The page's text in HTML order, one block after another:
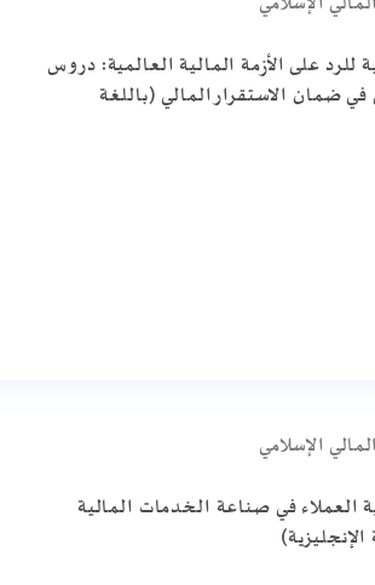
للرد على الأزمة المالية العالمية: دروس
ضمان الاستقرار المالي (باللغة
الإسلامي
العملاء في صناعة الخدمات المالية